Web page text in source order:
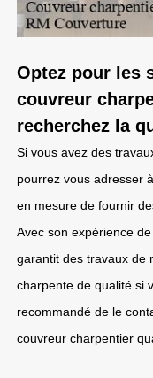
Optez pour les
couvreur
recherchez la
Si vous avez des
pourrez vous adresser
en mesure de fournir
Avec son expérience
garantit des travaux de
charpente de qualité si
recommandé de le
couvreur charpentier